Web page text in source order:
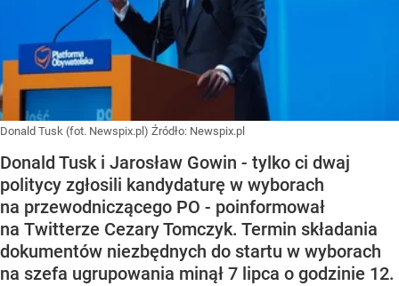
Donald Tusk (fot. Newspix.pl) Źródło: Newspix.pl
Donald Tusk i Jarosław Gowin - tylko ci dwaj
politycy zgłosili kandydaturę w wyborach
na przewodniczącego PO - poinformował
na Twitterze Cezary Tomczyk. Termin składania
dokumentów niezbędnych do startu w wyborach
na szefa ugrupowania minął 7 lipca o godzinie 12.